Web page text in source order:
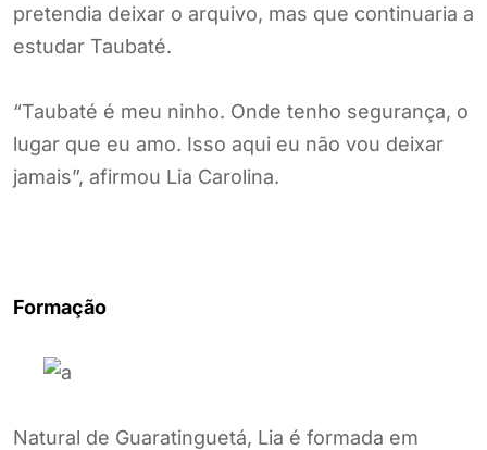
pretendia deixar o arquivo, mas que continuaria a
estudar Taubaté.
“Taubaté é meu ninho. Onde tenho segurança, o
lugar que eu amo. Isso aqui eu não vou deixar
jamais”, afirmou Lia Carolina.
Formação
Natural de Guaratinguetá, Lia é formada em